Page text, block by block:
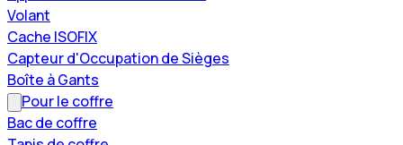
Volant
Cache ISOFIX
Capteur d'Occupation de Sièges
Boîte à Gants
Pour le coffre
Bac de coffre